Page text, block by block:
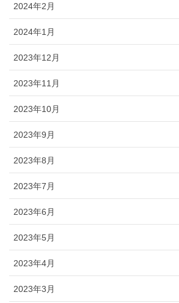
2024年2月
2024年1月
2023年12月
2023年11月
2023年10月
2023年9月
2023年8月
2023年7月
2023年6月
2023年5月
2023年4月
2023年3月